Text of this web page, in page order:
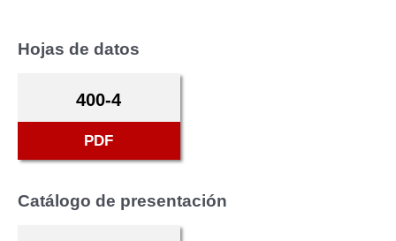
Hojas de datos
400-4
PDF
Catálogo de presentación